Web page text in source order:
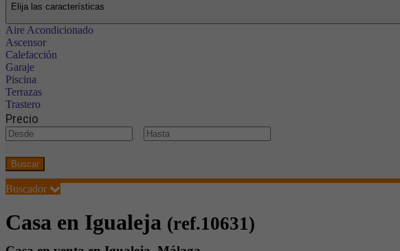
Elija las características
Aire Acondicionado
Ascensor
Calefacción
Garaje
Piscina
Terrazas
Trastero
Precio
Buscar
Buscador
Casa en Igualeja (ref.10631)